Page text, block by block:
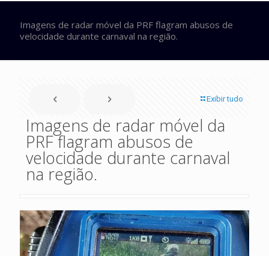
Imagens de radar móvel da PRF flagram abusos de
velocidade durante carnaval na região.
Exibir tudo
Imagens de radar móvel da
PRF flagram abusos de
velocidade durante carnaval
na região.